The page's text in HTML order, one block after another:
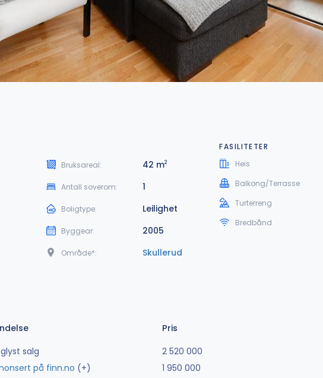
Bruksareal: 42 m2
Antall soverom: 1
Boligtype: Leilighet
Byggear: 2005
Område*: Skullerud
FASILITETER
Heis
Balkong/Terrasse
Turterreng
Bredbånd
Pris
salg
2 520 000
på finn.no (+)
1 950 000